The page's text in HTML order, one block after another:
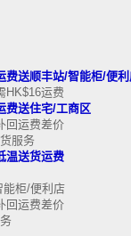
费送顺丰站/智能柜/便
HK$16运费
费送住宅/工商区
回运费差价
服务
温送货运费
能柜/便利店
回运费差价